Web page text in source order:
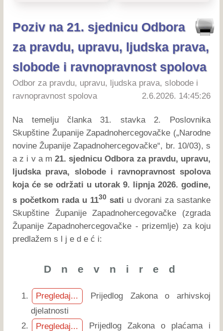
Poziv na 21. sjednicu Odbora
za pravdu, upravu, ljudska prava,
slobode i ravnopravnost spolova
Odbor za pravdu, upravu, ljudska prava, slobode i
ravnopravnost spolova
2.6.2026. 14:45:26
Na temelju članka 31. stavka 2. Poslovnika
Skupštine Županije Zapadnohercegovačke („Narodne
novine Županije Zapadnohercegovačke“, br. 10/03), s
a z i v a m21. sjednicu Odbora za pravdu, upravu,
ljudska prava, slobode i ravnopravnost spolova
koja će se održati u utorak 9. lipnja 2026. godine,
s početkom rada u 1130 sati u dvorani za sastanke
Skupštine Županije Zapadnohercegovačke (zgrada
Županije Zapadnohercegovačke - prizemlje) za koju
predlažem s l j e d e ć i:
D n e v n i r e d
Pregledaj...
Prijedlog Zakona o arhivskoj
djelatnosti
Pregledaj...
Prijedlog Zakona o plaćama i